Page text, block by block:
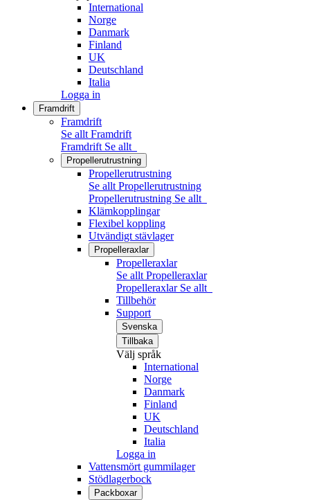
International
Norge
Danmark
Finland
UK
Deutschland
Italia
Logga in
Framdrift
Framdrift
Se allt Framdrift
Framdrift Se allt
Propellerutrustning
Propellerutrustning
Se allt Propellerutrustning
Propellerutrustning Se allt
Klämkopplingar
Flexibel koppling
Utvändigt stävlager
Propelleraxlar
Propelleraxlar
Se allt Propelleraxlar
Propelleraxlar Se allt
Tillbehör
Support
Svenska
Tillbaka
Välj språk
International
Norge
Danmark
Finland
UK
Deutschland
Italia
Logga in
Vattensmört gummilager
Stödlagerbock
Packboxar